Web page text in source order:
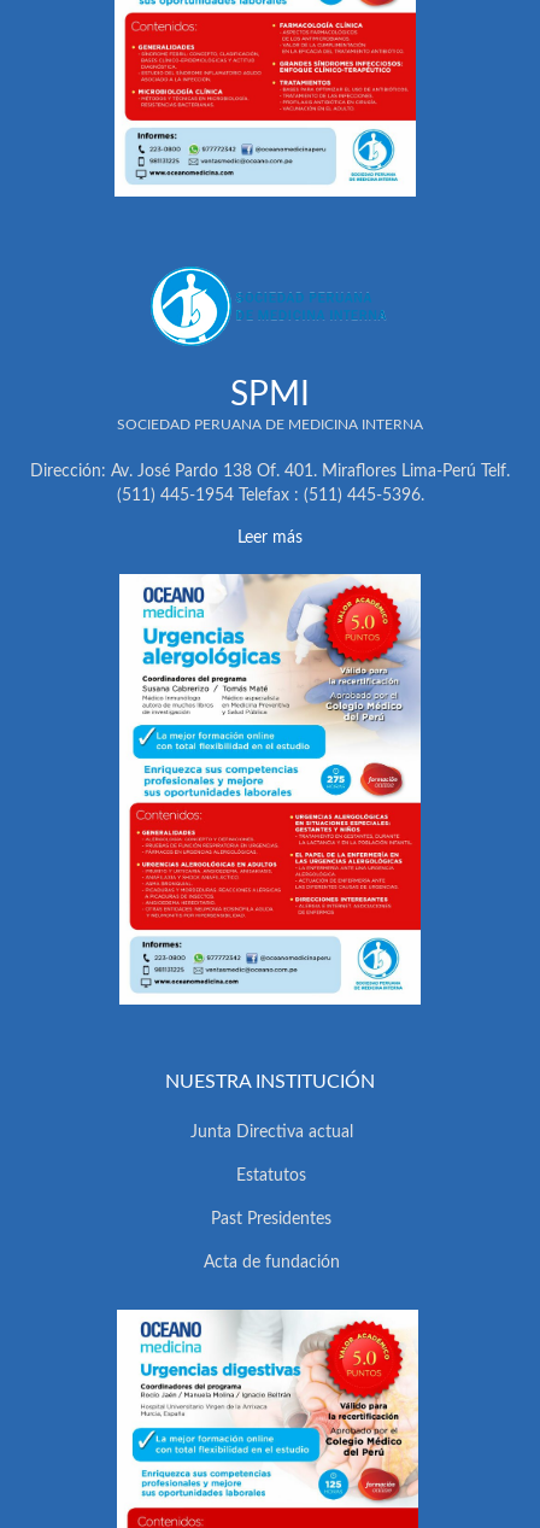
SPMI
SOCIEDAD PERUANA DE MEDICINA INTERNA
Dirección: Av. José Pardo 138 Of. 401. Miraflores Lima-Perú Telf.
(511) 445-1954 Telefax : (511) 445-5396.
Leer más
NUESTRA INSTITUCIÓN
Junta Directiva actual
Estatutos
Past Presidentes
Acta de fundación